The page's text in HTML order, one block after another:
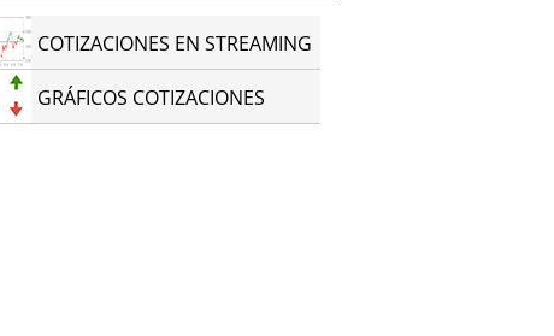
COTIZACIONES EN STREAMING
GRÁFICOS COTIZACIONES